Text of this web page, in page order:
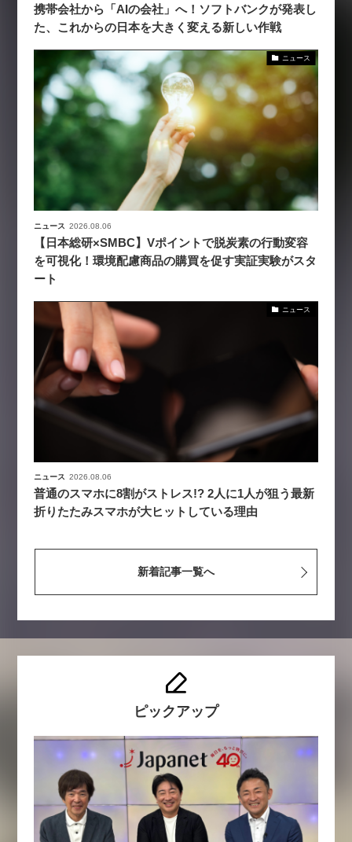
携帯会社から「AIの会社」へ！ソフトバンクが発表し
た、これからの日本を大きく変える新しい作戦
ニュース
ニュース 2026.08.06
【日本総研×SMBC】Vポイントで脱炭素の行動変容
を可視化！環境配慮商品の購買を促す実証実験がスタ
ート
ニュース
ニュース 2026.08.06
普通のスマホに8割がストレス!? 2人に1人が狙う最新
折りたたみスマホが大ヒットしている理由
新着記事一覧へ
ピックアップ